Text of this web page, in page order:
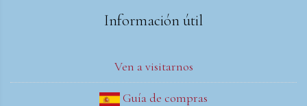
Información útil
Ven a visitarnos
Guía de compras